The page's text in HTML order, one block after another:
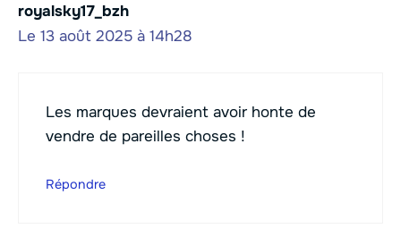
royalsky17_bzh
Le 13 août 2025 à 14h28
Les marques devraient avoir honte de
vendre de pareilles choses !
Répondre